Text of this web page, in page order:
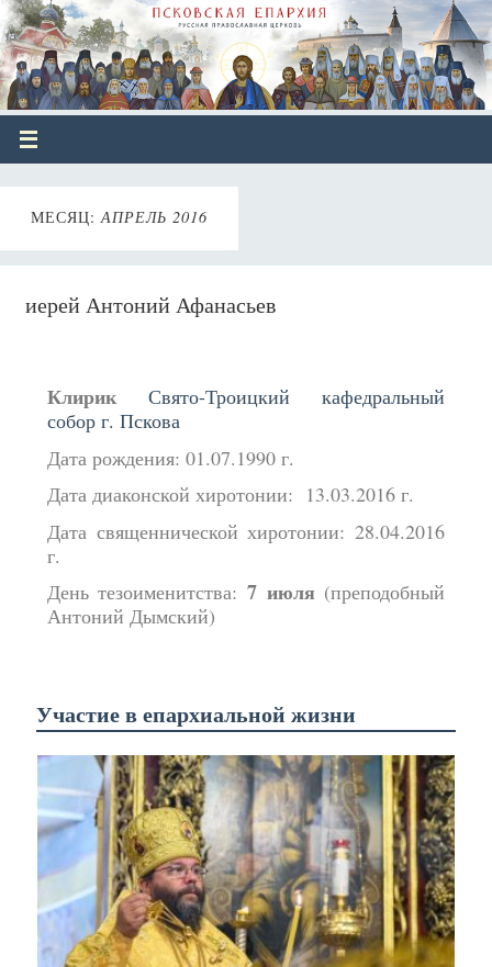
МЕСЯЦ:АПРЕЛЬ 2016
иерей Антоний Афанасьев
Клирик
Свято-Троицкий кафедральный
собор г. Пскова
Дата рождения: 01.07.1990 г.
Дата диаконской хиротонии: 13.03.2016 г.
Дата священнической хиротонии: 28.04.2016
г.
День тезоименитства: 7 июля (преподобный
Антоний Дымский)
Участие в епархиальной жизни